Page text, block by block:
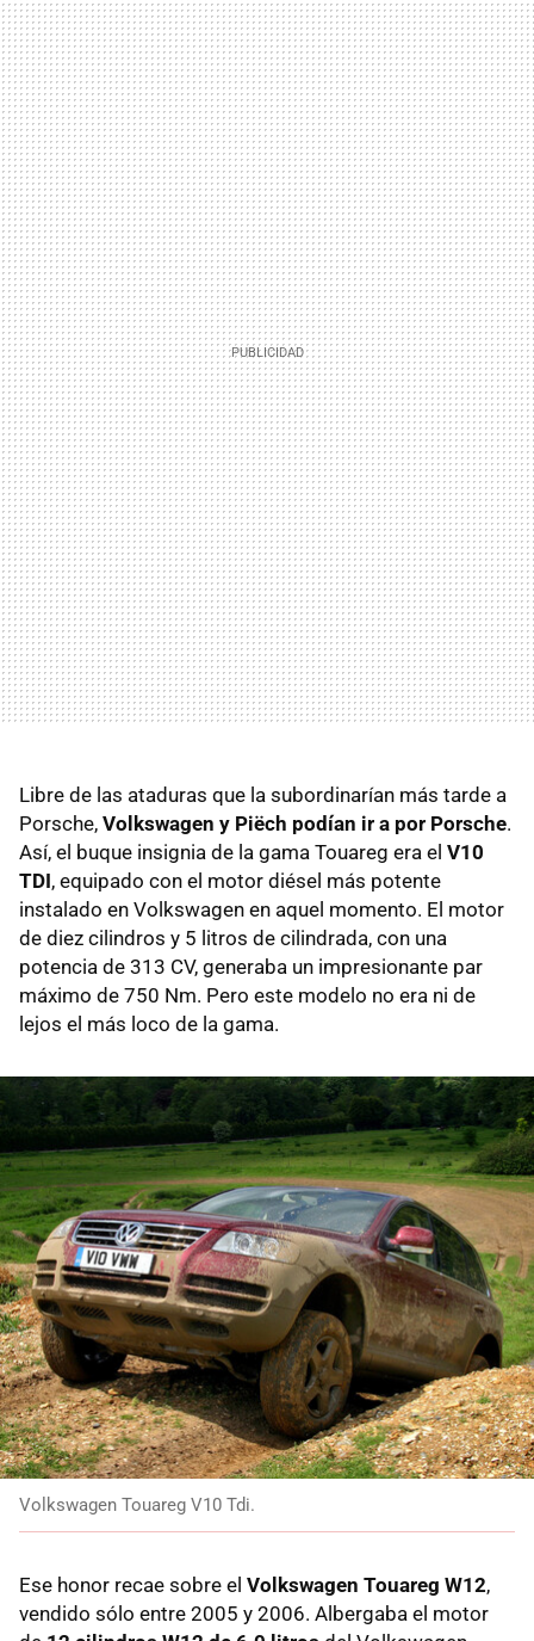
Libre de las ataduras que la subordinarían más tarde a
Porsche, Volkswagen y Piëch podían ir a por Porsche.
Así, el buque insignia de la gama Touareg era el V10
TDI, equipado con el motor diésel más potente
instalado en Volkswagen en aquel momento. El motor
de diez cilindros y 5 litros de cilindrada, con una
potencia de 313 CV, generaba un impresionante par
máximo de 750 Nm. Pero este modelo no era ni de
lejos el más loco de la gama.
Volkswagen Touareg V10 Tdi.
Ese honor recae sobre el Volkswagen Touareg W12,
vendido sólo entre 2005 y 2006. Albergaba el motor